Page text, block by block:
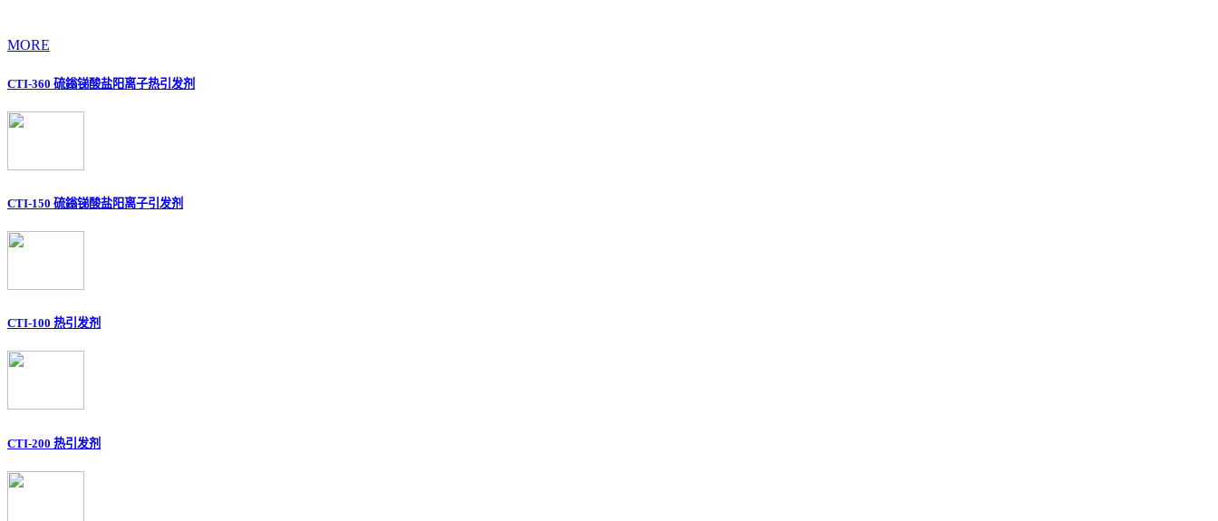
MORE
CTI-360 硫鎓锑酸盐阳离子热引发剂
CTI-150 硫鎓锑酸盐阳离子引发剂
CTI-100 热引发剂
CTI-200 热引发剂